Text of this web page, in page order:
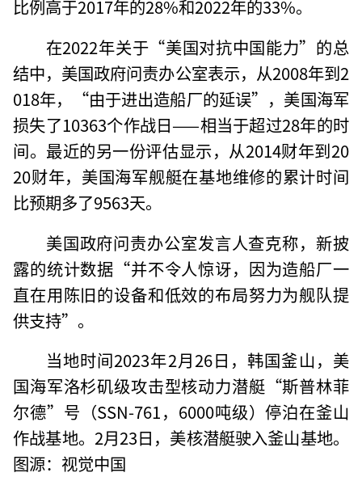
比例高于2017年的28%和2022年的33%。
在2022年关于“美国对抗中国能力”的总
结中，美国政府问责办公室表示，从2008年到2
018年，“由于进出造船厂的延误”，美国海军
损失了10363个作战日——相当于超过28年的时
间。最近的另一份评估显示，从2014财年到20
20财年，美国海军舰艇在基地维修的累计时间
比预期多了9563天。
美国政府问责办公室发言人查克称，新披
露的统计数据“并不令人惊讶，因为造船厂一
直在用陈旧的设备和低效的布局努力为舰队提
供支持”。
当地时间2023年2月26日，韩国釜山，美
国海军洛杉矶级攻击型核动力潜艇“斯普林菲
尔德”号（SSN-761，6000吨级）停泊在釜山
作战基地。2月23日，美核潜艇驶入釜山基地。
图源：视觉中国